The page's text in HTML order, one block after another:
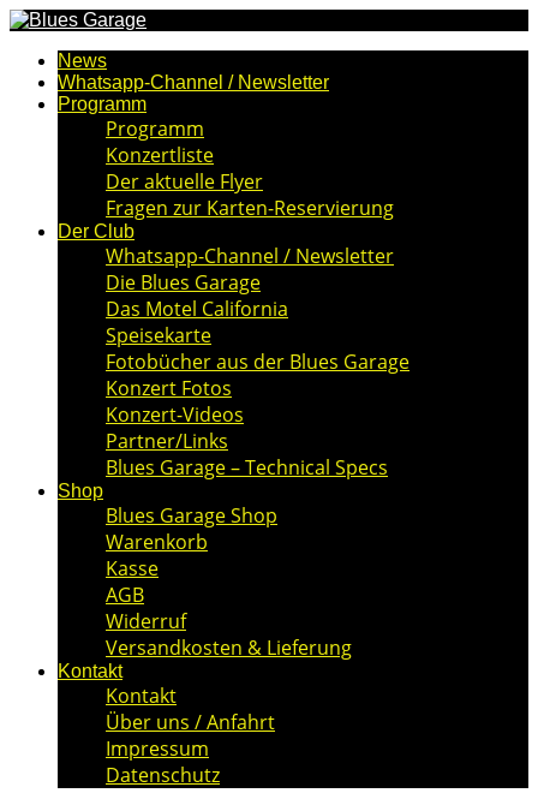
News
Whatsapp-Channel / Newsletter
Programm
Programm
Konzertliste
Der aktuelle Flyer
Fragen zur Karten-Reservierung
Der Club
Whatsapp-Channel / Newsletter
Die Blues Garage
Das Motel California
Speisekarte
Fotobücher aus der Blues Garage
Konzert Fotos
Konzert-Videos
Partner/Links
Blues Garage – Technical Specs
Shop
Blues Garage Shop
Warenkorb
Kasse
AGB
Widerruf
Versandkosten & Lieferung
Kontakt
Kontakt
Über uns / Anfahrt
Impressum
Datenschutz